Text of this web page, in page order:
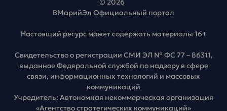
© 2026
ВМарийЭл Официальный портал
Настоящий ресурс может содержать материалы 16+
Свидетельство о регистрации СМИ ЭЛ № ФС 77 – 86311,
выданное Федеральной службой по надзору в сфере
связи, информационных технологий и массовых
коммуникаций
Учредитель: Автономная некоммерческая организация
«Агентство стратегических коммуникаций»